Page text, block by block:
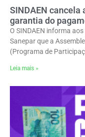
SINDAEN cancela
garantia do
O SINDAEN informa
Sanepar que a
(Programa de
Leia mais »